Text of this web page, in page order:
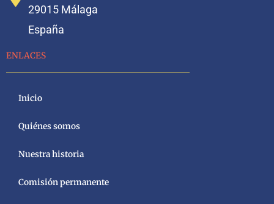
29015 Málaga
España
ENLACES
Inicio
Quiénes somos
Nuestra historia
Comisión permanente